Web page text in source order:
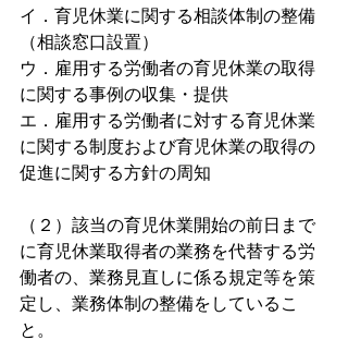
イ．育児休業に関する相談体制の整備
（相談窓口設置）
ウ．雇用する労働者の育児休業の取得
に関する事例の収集・提供
エ．雇用する労働者に対する育児休業
に関する制度および育児休業の取得の
促進に関する方針の周知
（２）該当の育児休業開始の前日まで
に育児休業取得者の業務を代替する労
働者の、業務見直しに係る規定等を策
定し、業務体制の整備をしているこ
と。